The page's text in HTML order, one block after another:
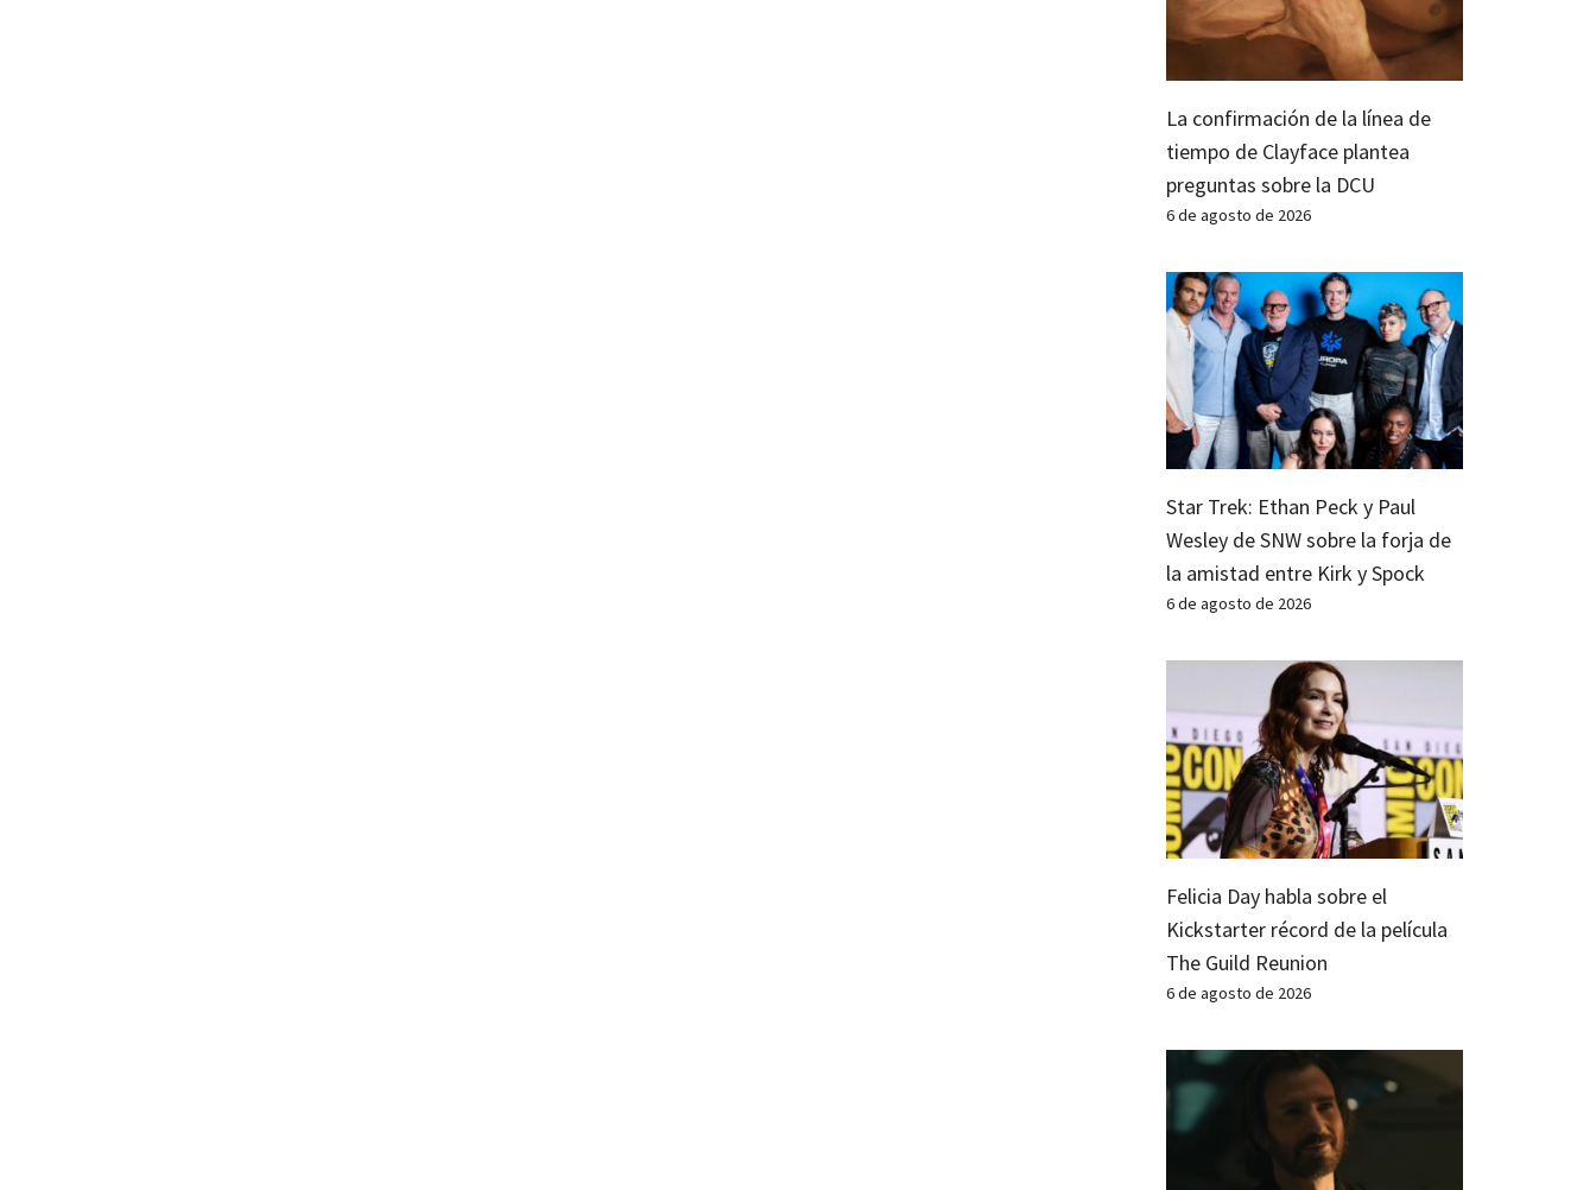
La confirmación de la línea de
tiempo de Clayface plantea
preguntas sobre la DCU
6 de agosto de 2026
Star Trek: Ethan Peck y Paul
Wesley de SNW sobre la forja de
la amistad entre Kirk y Spock
6 de agosto de 2026
Felicia Day habla sobre el
Kickstarter récord de la película
The Guild Reunion
6 de agosto de 2026